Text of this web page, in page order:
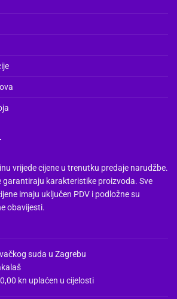
vrijede cijene u trenutku predaje narudžbe.
garantiraju karakteristike proizvoda. Sve
imaju uključen PDV i podložne su
obavijesti.
suda u Zagrebu
kn uplaćen u cijelosti